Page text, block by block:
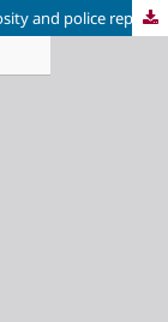
«Otros tiempos, otras crueldades». Monstruosity and police repression in Griselda Gambaro (1927) and Mariana Enriquez (1978)